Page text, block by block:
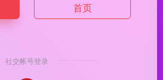
首页
社交帐号登录